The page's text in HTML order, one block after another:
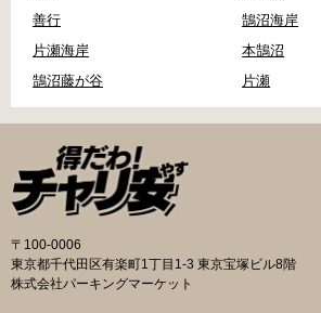
善行
鵠沼海岸
片瀬海岸
本鵠沼
鵠沼藤が谷
片瀬
〒100-0006
東京都千代田区有楽町1丁目1-3 東京宝塚ビル8階
株式会社パーキングマーケット